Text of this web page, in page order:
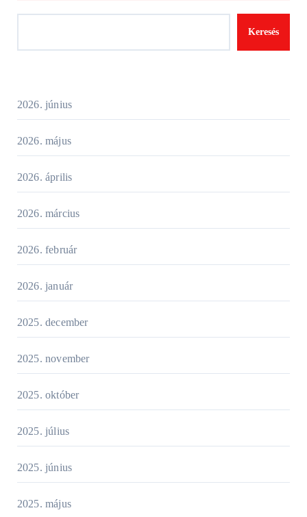
Keresés
2026. június
2026. május
2026. április
2026. március
2026. február
2026. január
2025. december
2025. november
2025. október
2025. július
2025. június
2025. május